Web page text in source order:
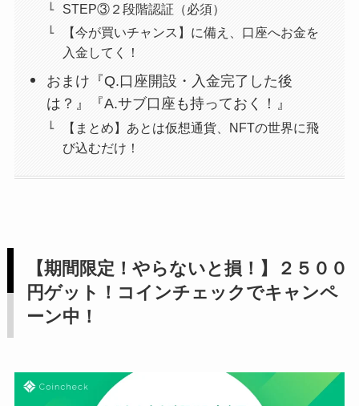
STEP③２段階認証（必須）
【今が買いチャンス】に備え、口座へお金を
入金してく！
おまけ『Q.口座開設・入金完了した後
は？』『A.サブ口座も持っておく！』
【まとめ】あとは仮想通貨、NFTの世界に飛
び込むだけ！
【期間限定！やらないと損！】２５００
円ゲット！コインチェックでキャンペ
ーン中！